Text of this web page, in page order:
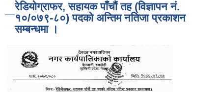
रेडियोग्राफर, सहायक पाँचौं तह (विज्ञापन नं.
१०/०७९-८०) पदको अन्तिम नतिजा प्रकाशन
सम्बन्धमा ।